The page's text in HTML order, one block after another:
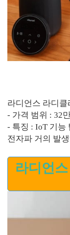
라디언스 라디클
- 가격 범위 : 32
- 특징 : IoT 기능
전자파 거의 발
라디언